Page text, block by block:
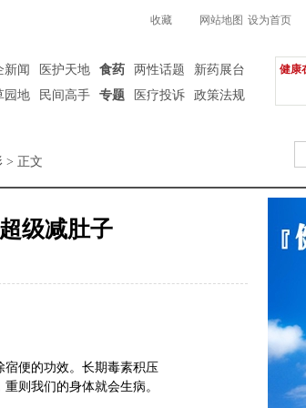
收藏 网站地图 设为首页
新闻 医护天地 食药 两性话题
新药展台
园地 民间高手 专题 医疗投诉 政策法规
健康
> 正文
级减肚子
便的功效。长期毒素积压
则我们的身体就会生病。